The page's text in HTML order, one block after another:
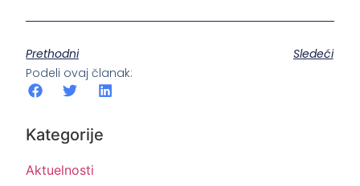
Prethodni
Sledeći
Podeli ovaj članak:
Kategorije
Aktuelnosti